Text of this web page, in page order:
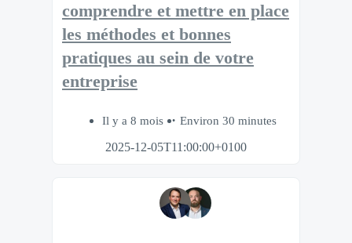
comprendre et mettre en place
les méthodes et bonnes
pratiques au sein de votre
entreprise
Il y a 8 mois
Environ 30 minutes
2025-12-05T11:00:00+0100